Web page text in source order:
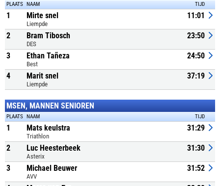
PLAATS NAAM TIJD
1 Mirte snel
Liempde
11:01
2 Bram Tibosch
DES
23:50
3 Ethan Tañeza
Best
24:50
4 Marit snel
Liempde
37:19
MSEN, MANNEN SENIOREN
PLAATS NAAM TIJD
1 Mats keulstra
Triathlon
31:29
2 Luc Heesterbeek
Asterix
31:30
3 Michael Beuwer
AVV
31:52